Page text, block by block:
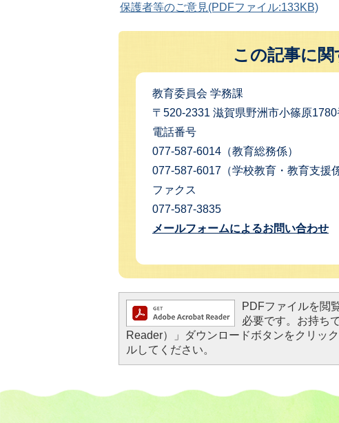
保護者等のご意見(PDFファイル:133KB)
この記事に
教育委員会 学務課
〒520-2331 滋賀県野洲市小篠原
電話番号
077-587-6014（教育総務係）
077-587-6017（学校教育・教育支援係
ファクス
077-587-3835
メールフォームによるお問い合わせ
PDFファイルを閲
必要です。お持ち
Reader）」ダウンロードボタンをクリッ
ルしてください。